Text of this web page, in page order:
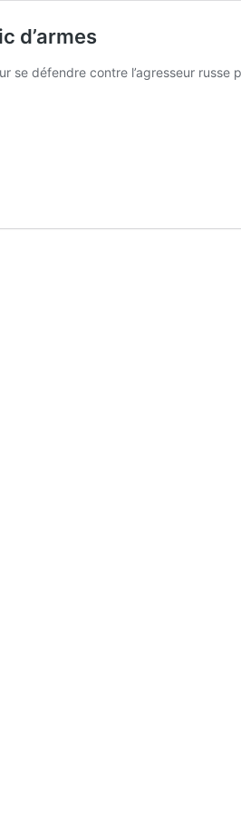
d’armes
se défendre contre l’agresseur